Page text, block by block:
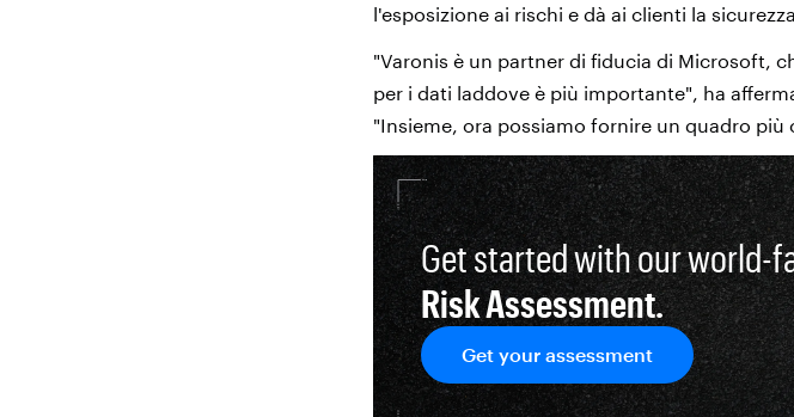
l'esposizione ai rischi e dà ai clienti la
"Varonis è un partner di fiducia di Microsoft,
per i dati laddove è più importante", ha
"Insieme, ora possiamo fornire un quadro
Get started with our world-
Risk Assessment.
Get your assessment